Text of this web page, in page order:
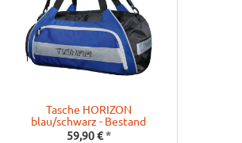
Tasche HORIZON
blau/schwarz - Bestand
59,90 €*